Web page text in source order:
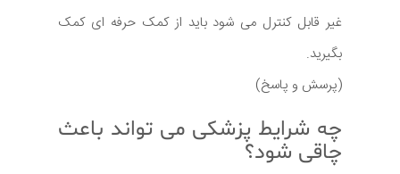
غیر قابل کنترل می شود باید از کمک حرفه ای کمک
بگیرید.
(پرسش و پاسخ)
چه شرایط پزشکی می تواند باعث
چاقی شود؟